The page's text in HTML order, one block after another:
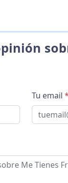
Tu email *